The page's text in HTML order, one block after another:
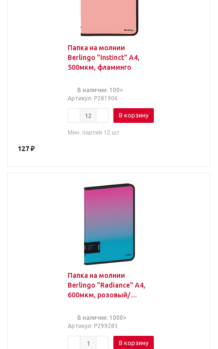
Папка на молнии
Berlingo "Instinct" А4,
500мкм, фламинго
В наличии: 100>
Артикул: Р281906
В корзину
Мин. партия 12 шт
127₽
Папка на молнии
Berlingo "Radiance" А4,
600мкм, розовый/
рисунком
В наличии: 1000>
Артикул: Р299285
В корзину